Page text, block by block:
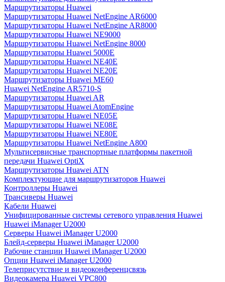
Маршрутизаторы Huawei
Маршрутизаторы Huawei NetEngine AR6000
Маршрутизаторы Huawei NetEngine AR8000
Маршрутизаторы Huawei NE9000
Маршрутизаторы Huawei NetEngine 8000
Маршрутизаторы Huawei 5000E
Маршрутизаторы Huawei NE40E
Маршрутизаторы Huawei NE20E
Маршрутизаторы Huawei ME60
Huawei NetEngine AR5710-S
Маршрутизаторы Huawei AR
Маршрутизаторы Huawei AtomEngine
Маршрутизаторы Huawei NE05E
Маршрутизаторы Huawei NE08E
Маршрутизаторы Huawei NE80E
Маршрутизаторы Huawei NetEngine A800
Мультисервисные транспортные платформы пакетной
передачи Huawei OptiX
Маршрутизаторы Huawei ATN
Комплектующие для маршрутизаторов Huawei
Контроллеры Huawei
Трансиверы Huawei
Кабели Huawei
Унифицированные системы сетевого управления Huawei
Huawei iManager U2000
Серверы Huawei iManager U2000
Блейд-серверы Huawei iManager U2000
Рабочие станции Huawei iManager U2000
Опции Huawei iManager U2000
Телеприсутствие и видеоконференцсвязь
Видеокамера Huawei VPC800